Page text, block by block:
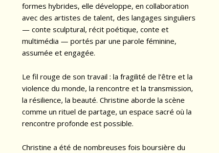
formes hybrides, elle développe, en collaboration
avec des artistes de talent, des langages singuliers
— conte sculptural, récit poétique, conte et
multimédia — portés par une parole féminine,
assumée et engagée.
Le fil rouge de son travail : la fragilité de l’être et la
violence du monde, la rencontre et la transmission,
la résilience, la beauté. Christine aborde la scène
comme un rituel de partage, un espace sacré où la
rencontre profonde est possible.
Christine a été de nombreuses fois boursière du